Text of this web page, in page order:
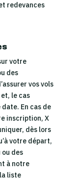
redevances
votre
des
vos vols
le cas
En cas de
inscription, X
dès lors
votre départ,
des
à notre
liste